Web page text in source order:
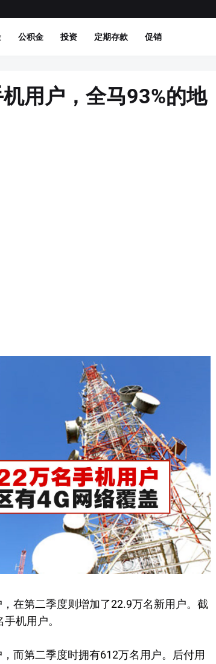
公积金 投资 定期存款 促销
用户，全马93%的地
在第二季度则增加了22.9万名新用户。截
机用户。
而第二季度时拥有612万名用户。后付用